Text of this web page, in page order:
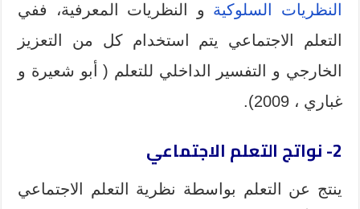
النظريات السلوكية و النظريات المعرفية، ففي
التعلم الاجتماعي يتم استخدام كل من التعزيز
الخارجي و التفسير الداخلي للتعلم ( أبو شعيرة و
غباري ، 2009).
2- نواتج التعلم الاجتماعي
ينتج عن التعلم بواسطة نظرية التعلم الاجتماعي